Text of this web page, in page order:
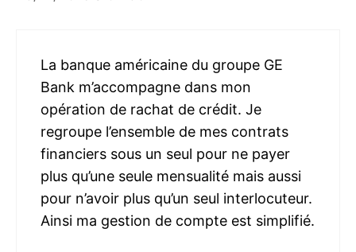
La banque américaine du groupe GE
Bank m’accompagne dans mon
opération de rachat de crédit. Je
regroupe l’ensemble de mes contrats
financiers sous un seul pour ne payer
plus qu’une seule mensualité mais aussi
pour n’avoir plus qu’un seul interlocuteur.
Ainsi ma gestion de compte est simplifié.